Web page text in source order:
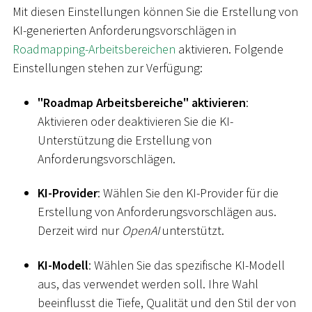
Mit diesen Einstellungen können Sie die Erstellung von
KI-generierten Anforderungsvorschlägen in
Roadmapping-Arbeitsbereichen aktivieren. Folgende
Einstellungen stehen zur Verfügung:
"Roadmap Arbeitsbereiche" aktivieren:
Aktivieren oder deaktivieren Sie die KI-
Unterstützung die Erstellung von
Anforderungsvorschlägen.
KI-Provider: Wählen Sie den KI-Provider für die
Erstellung von Anforderungsvorschlägen aus.
Derzeit wird nur OpenAIunterstützt.
KI-Modell: Wählen Sie das spezifische KI-Modell
aus, das verwendet werden soll. Ihre Wahl
beeinflusst die Tiefe, Qualität und den Stil der von